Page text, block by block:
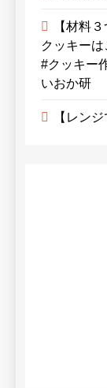
【材料
クッキー
#クッキー
いおか研
【レン